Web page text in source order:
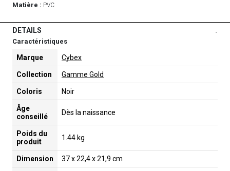
Matière : PVC
DETAILS -
Caractéristiques
Marque Cybex
Collection Gamme Gold
Coloris Noir
Âge
conseillé
Dès la naissance
Poids du
produit
1.44 kg
Dimension 37 x 22,4 x 21,9 cm